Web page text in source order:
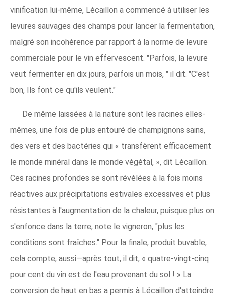
vinification lui-même, Lécaillon a commencé à utiliser les
levures sauvages des champs pour lancer la fermentation,
malgré son incohérence par rapport à la norme de levure
commerciale pour le vin effervescent. "Parfois, la levure
veut fermenter en dix jours, parfois un mois, " il dit. "C'est
bon, Ils font ce qu'ils veulent."
De même laissées à la nature sont les racines elles-
mêmes, une fois de plus entouré de champignons sains,
des vers et des bactéries qui « transfèrent efficacement
le monde minéral dans le monde végétal, », dit Lécaillon.
Ces racines profondes se sont révélées à la fois moins
réactives aux précipitations estivales excessives et plus
résistantes à l'augmentation de la chaleur, puisque plus on
s'enfonce dans la terre, note le vigneron, "plus les
conditions sont fraîches." Pour la finale, produit buvable,
cela compte, aussi—après tout, il dit, « quatre-vingt-cinq
pour cent du vin est de l'eau provenant du sol ! » La
conversion de haut en bas a permis à Lécaillon d'atteindre